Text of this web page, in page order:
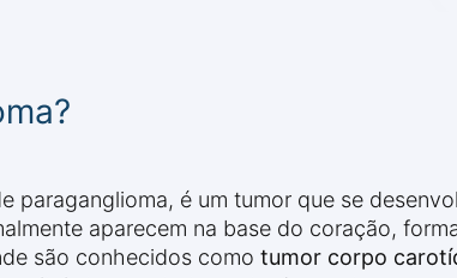
paraganglioma, é um tumor que se
aparecem na base do coração,
são conhecidos como tumor corpo